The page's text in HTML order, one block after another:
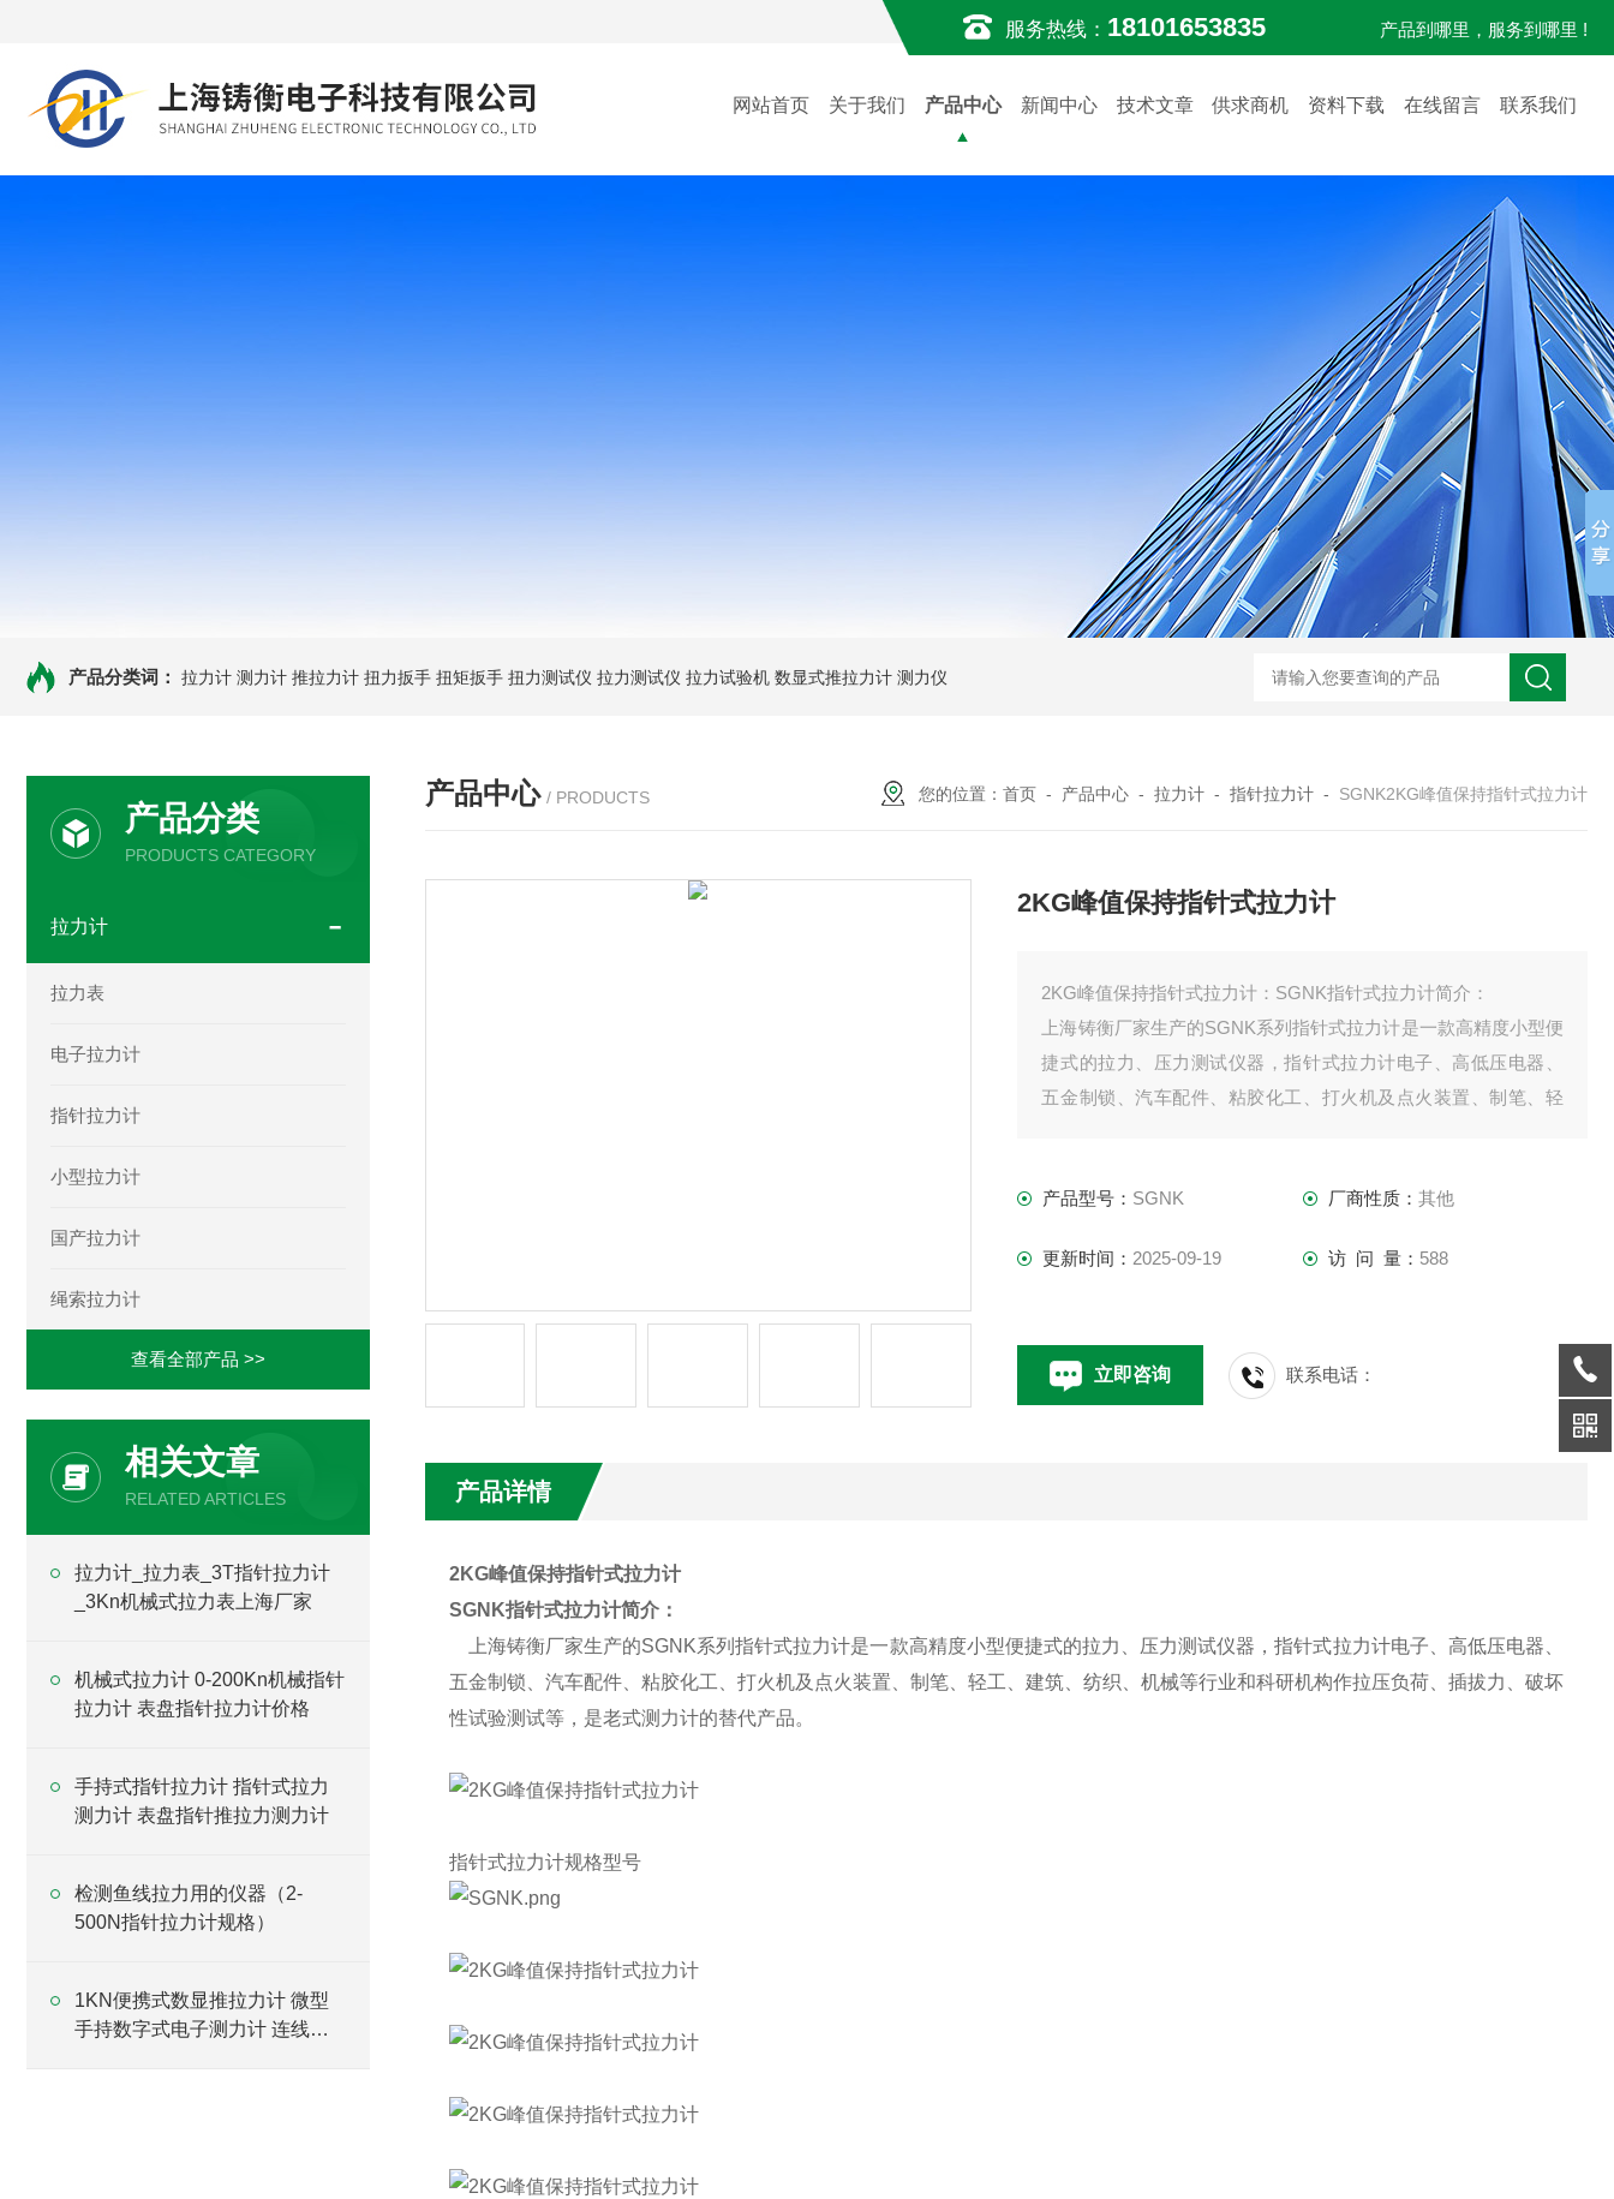
服务热线： 18101653835 产品到哪里，服务到哪里 !
网站首页 关于我们 产品中心 新闻中心 技术文章 供求商机 资料下载 在线留言 联系我们
产品分类词： 拉力计 测力计 推拉力计 扭力扳手 扭矩扳手 扭力测试仪 拉力测试仪 拉力试验机 数显式推拉力计 测力仪
产品分类
PRODUCTS CATEGORY
拉力计
拉力表
电子拉力计
指针拉力计
小型拉力计
国产拉力计
绳索拉力计
查看全部产品 >>
相关文章
RELATED ARTICLES
拉力计_拉力表_3T指针拉力计
_3Kn机械式拉力表上海厂家
机械式拉力计 0-200Kn机械指针
拉力计 表盘指针拉力计价格
手持式指针拉力计 指针式拉力
测力计 表盘指针推拉力测力计
检测鱼线拉力用的仪器（2-
500N指针拉力计规格）
1KN便携式数显推拉力计 微型
手持数字式电子测力计 连线式
产品中心 / PRODUCTS 您的位置： 首页 - 产品中心 - 拉力计 - 指针拉力计 - SGNK2KG峰值保持指针式拉力计
2KG峰值保持指针式拉力计
2KG峰值保持指针式拉力计：SGNK指针式拉力计简介：
上海铸衡厂家生产的SGNK系列指针式拉力计是一款高精度小型便
捷式的拉力、压力测试仪器，指针式拉力计电子、高低压电器、
五金制锁、汽车配件、粘胶化工、打火机及点火装置、制笔、轻
产品型号： SGNK 厂商性质： 其他
更新时间： 2025-09-19 访 问 量： 588
立即咨询 联系电话：
产品详情
2KG峰值保持指针式拉力计
SGNK指针式拉力计简介：
上海铸衡厂家生产的SGNK系列指针式拉力计是一款高精度小型便捷式的拉力、压力测试仪器，指针式拉力计电子、高低压电器、
五金制锁、汽车配件、粘胶化工、打火机及点火装置、制笔、轻工、建筑、纺织、机械等行业和科研机构作拉压负荷、插拔力、破坏
性试验测试等，是老式测力计的替代产品。
指针式拉力计规格型号